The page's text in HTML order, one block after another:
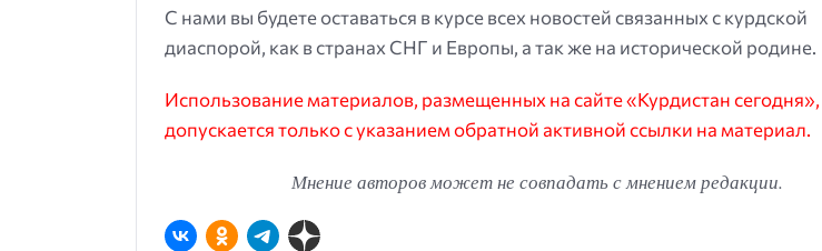
С нами вы будете оставаться в курсе всех новостей связанных с курдской
диаспорой, как в странах СНГ и Европы, а так же на исторической родине.
Использование материалов, размещенных на сайте «Курдистан сегодня»,
допускается только с указанием обратной активной ссылки на материал.
Мнение авторов может не совпадать с мнением редакции.